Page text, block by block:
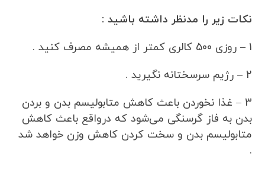
نکات زیر را مدنظر داشته باشید :
1 – روزی 500 کالری کمتر از همیشه مصرف کنید .
2 – رژیم سرسختانه نگیرید .
3 – غذا نخوردن باعث کاهش متابولیسم بدن و بردن
بدن به فاز گرسنگی می‌شود که درواقع باعث کاهش
متابولیسم بدن و سخت کردن کاهش وزن خواهد شد
.